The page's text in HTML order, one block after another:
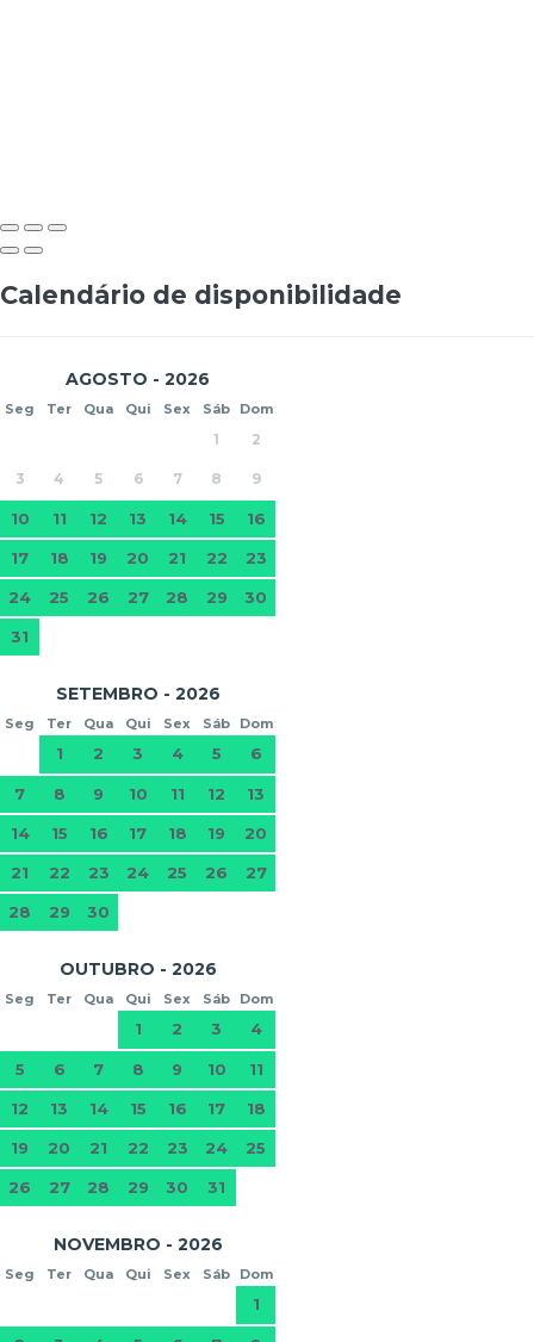
Calendário de disponibilidade
AGOSTO - 2026
Seg Ter Qua Qui Sex Sáb Dom
1 2
3 4 5 6 7 8 9
10 11 12 13 14 15 16
17 18 19 20 21 22 23
24 25 26 27 28 29 30
31
SETEMBRO - 2026
Seg Ter Qua Qui Sex Sáb Dom
1 2 3 4 5 6
7 8 9 10 11 12 13
14 15 16 17 18 19 20
21 22 23 24 25 26 27
28 29 30
OUTUBRO - 2026
Seg Ter Qua Qui Sex Sáb Dom
1 2 3 4
5 6 7 8 9 10 11
12 13 14 15 16 17 18
19 20 21 22 23 24 25
26 27 28 29 30 31
NOVEMBRO - 2026
Seg Ter Qua Qui Sex Sáb Dom
1